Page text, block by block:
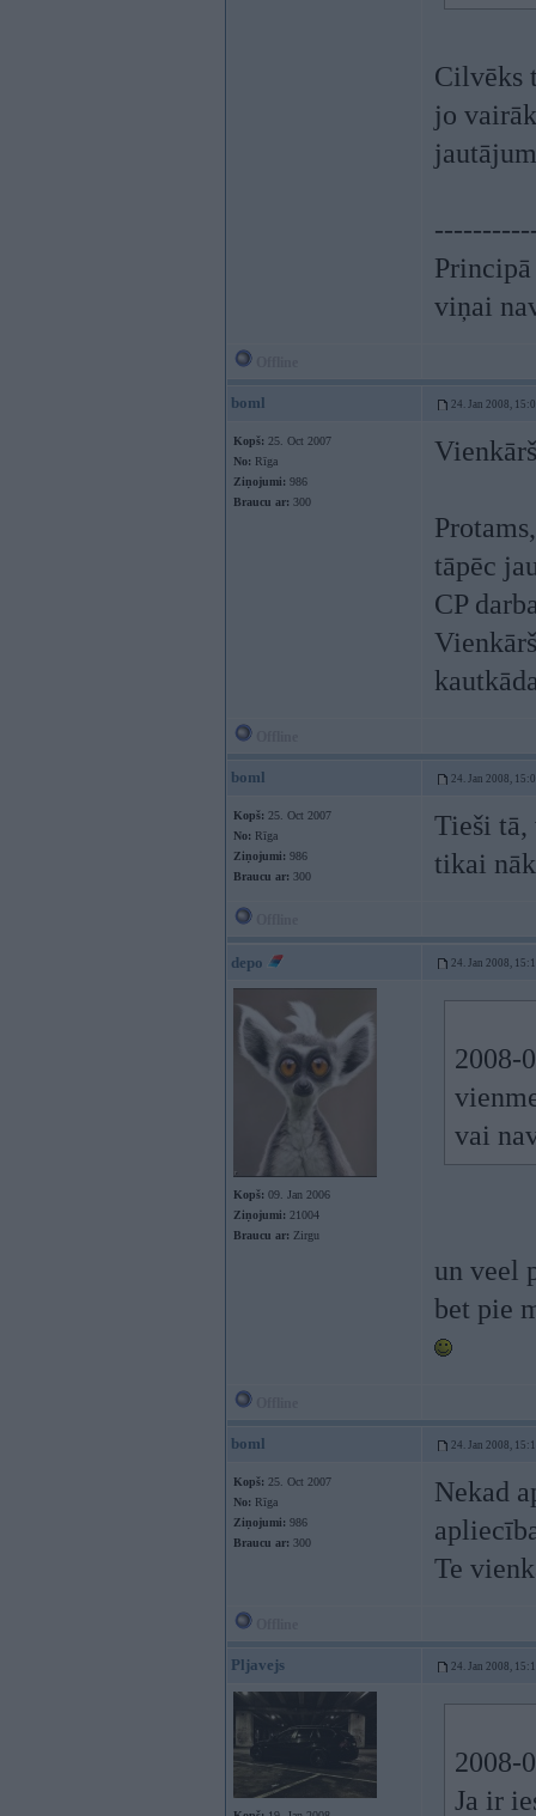
Cilvēks
jo
viņai
boml 24. Jan 2008,
Kopš: 25. Oct 2007
No: Rīga
Ziņojumi: 986
Braucu ar: 300
tāpēc
CP
boml 24. Jan 2008,
Kopš: 25. Oct 2007
No: Rīga
Ziņojumi: 986
Braucu ar: 300
Tieši tā,
tikai
depo 24. Jan 2008,
Kopš: 09. Jan 2006
Ziņojumi: 21004
Braucu ar: Zirgu
2008-
vai
un veel
bet pie
boml 24. Jan 2008,
Kopš: 25. Oct 2007
No: Rīga
Ziņojumi: 986
Braucu ar: 300
Nekad
Te
Pljavejs 24. Jan 2008,
2008-
Ja ir